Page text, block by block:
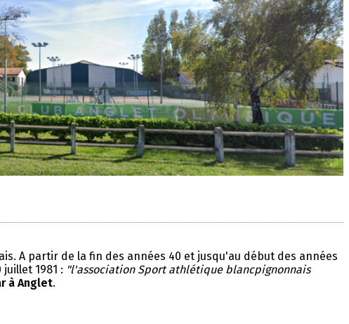
A partir de la fin des années 40 et jusqu'au début des années
1981 : "l'association Sport athlétique blancpignonnais
à Anglet.